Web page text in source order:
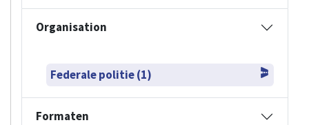
Organisation
Federale politie (1)
Formaten